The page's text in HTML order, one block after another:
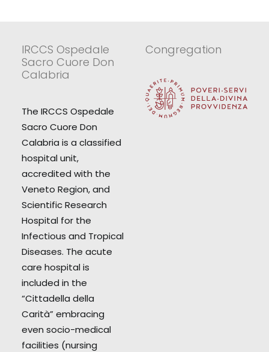
IRCCS Ospedale
Sacro Cuore Don
Calabria
The IRCCS Ospedale
Sacro Cuore Don
Calabria is a classified
hospital unit,
accredited with the
Veneto Region, and
Scientific Research
Hospital for the
Infectious and Tropical
Diseases. The acute
care hospital is
included in the
“Cittadella della
Carità” embracing
even socio-medical
facilities (nursing
Congregation